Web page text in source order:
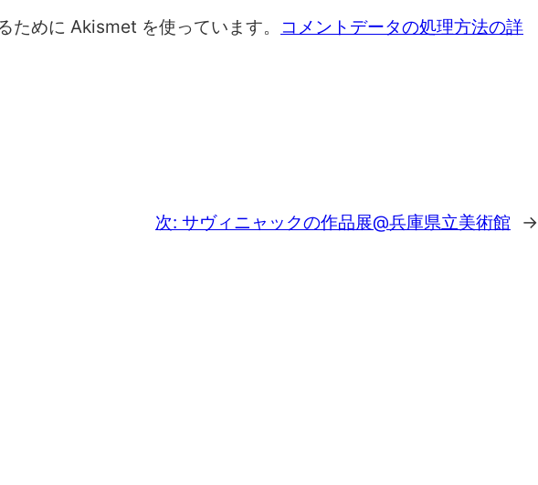
ために Akismet を使っています。
コメントデータの処理方法の詳
次: サヴィニャックの作品展@兵庫県立美術館 →